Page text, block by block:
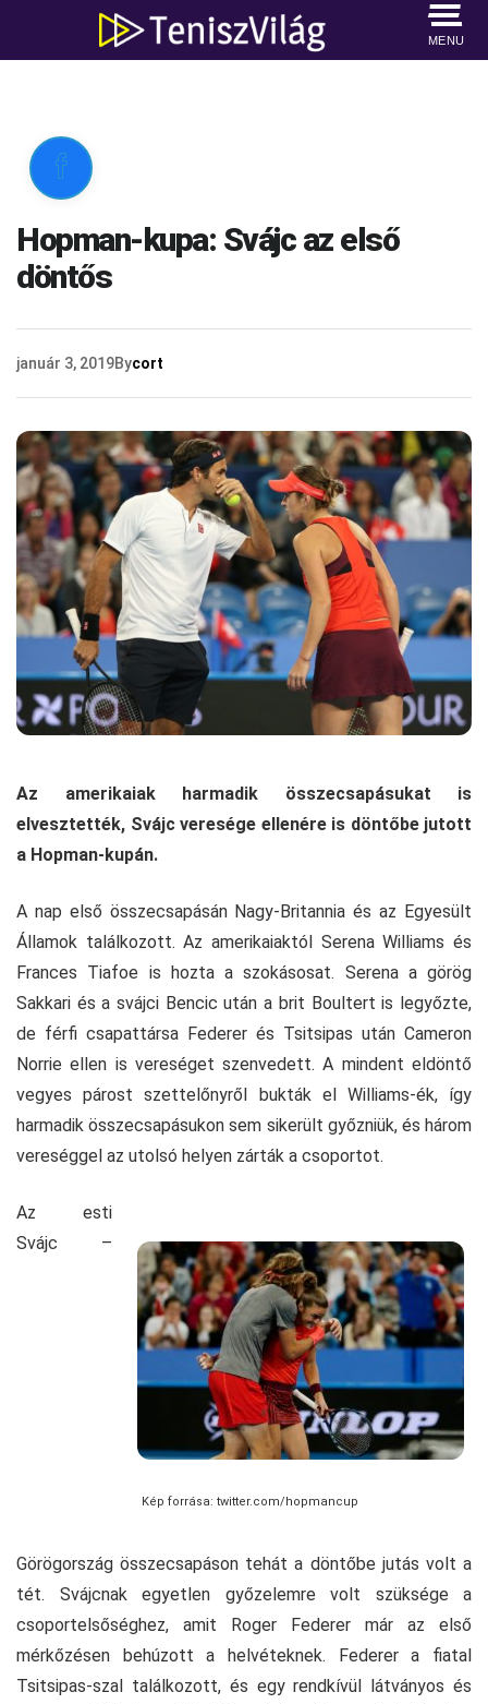
MENU

Hopman-kupa: Svájc az első
döntős
január 3, 2019Bycort
Az amerikaiak harmadik összecsapásukat is
elvesztették, Svájc veresége ellenére is döntőbe jutott
a Hopman-kupán.
A nap első összecsapásán Nagy-Britannia és az Egyesült
Államok találkozott. Az amerikaiaktól Serena Williams és
Frances Tiafoe is hozta a szokásosat. Serena a görög
Sakkari és a svájci Bencic után a brit Boultert is legyőzte,
de férfi csapattársa Federer és Tsitsipas után Cameron
Norrie ellen is vereséget szenvedett. A mindent eldöntő
vegyes párost szettelőnyről bukták el Williams-ék, így
harmadik összecsapásukon sem sikerült győzniük, és három
vereséggel az utolsó helyen zárták a csoportot.
Kép forrása: twitter.com/hopmancup
Az esti
Svájc –
Görögország összecsapáson tehát a döntőbe jutás volt a
tét. Svájcnak egyetlen győzelemre volt szüksége a
csoportelsőséghez, amit Roger Federer már az első
mérkőzésen behúzott a helvéteknek. Federer a fiatal
Tsitsipas-szal találkozott, és egy rendkívül látványos és